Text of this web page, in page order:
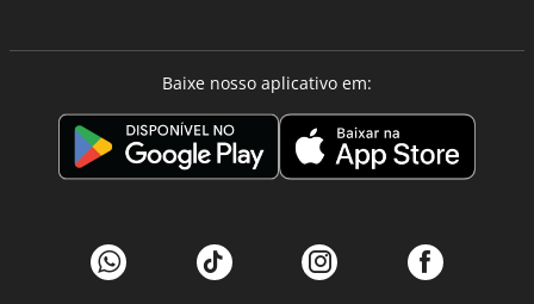
Baixe nosso aplicativo em: